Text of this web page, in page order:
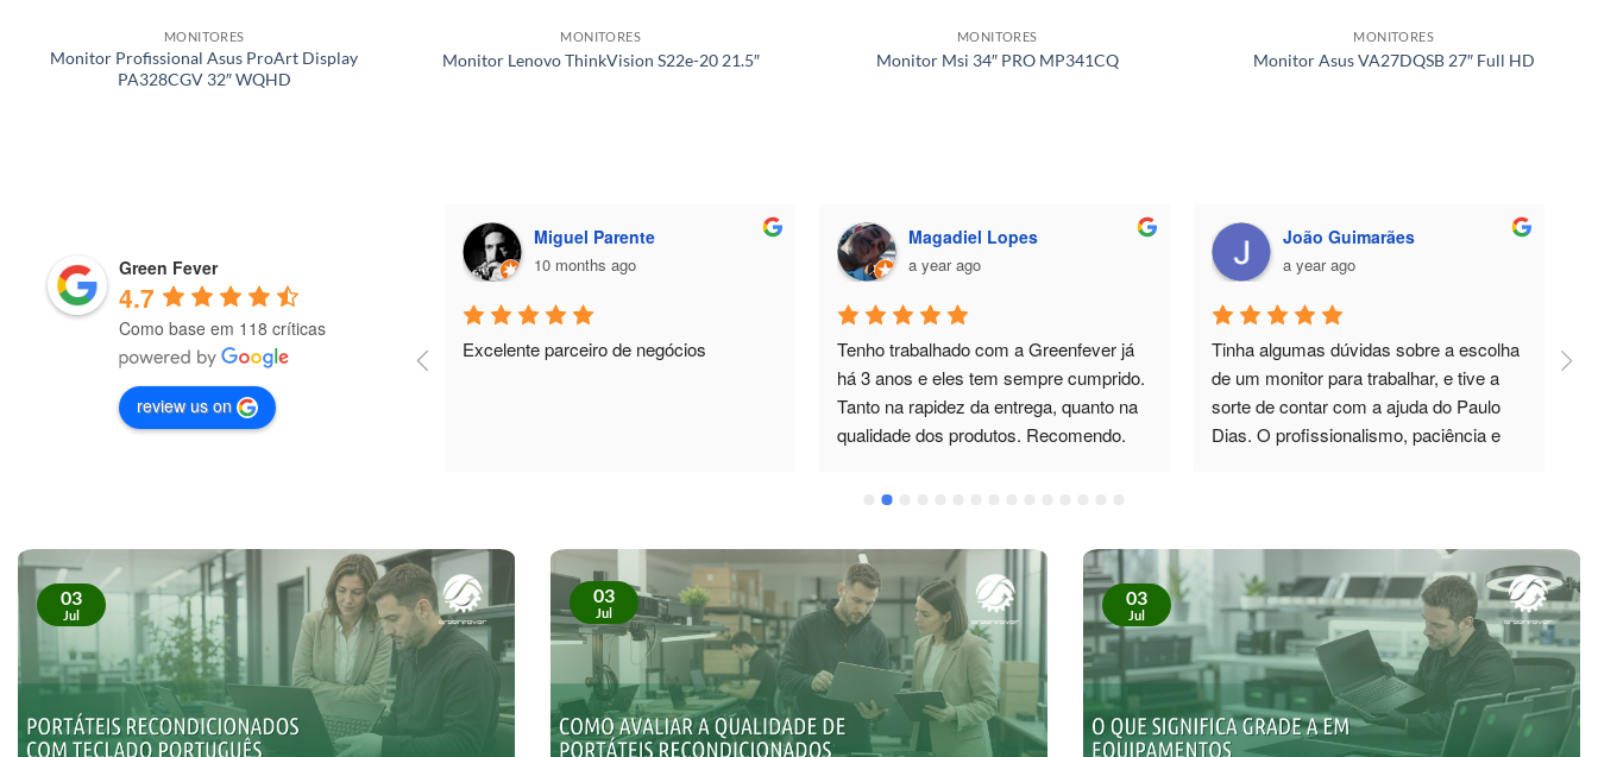
MONITORES
Monitor Profissional Asus ProArt Display
PA328CGV 32″ WQHD
MONITORES
Monitor Lenovo ThinkVision S22e-20 21.5″
MONITORES
Monitor Msi 34″ PRO MP341CQ
MONITORES
Monitor Asus VA27DQSB 27″ Full HD
Green Fever
4.7
Como base em 118 críticas
review us on
Excelente parceiro de negócios
Magadiel Lopes
a year ago
Tenho trabalhado com a Greenfever já
há 3 anos e eles tem sempre cumprido.
Tanto na rapidez da entrega, quanto na
João Guimarães
Tinha algumas dúvidas sobre a escolha
de um monitor para trabalhar, e tive a
sorte de contar com a ajuda do Paulo
Dias. O profissionalismo, paciência e
monitor de excelente qualidade, que
superou as minhas expectativas. No
futuro, sei exatamente a quem recorrer.
Recomendo vivamente!
Helder Valdez
Pos-Venda muito bom, sempre
disponíveis para apoiar em tudo o que
preciso.
22/07/2026
Localização: Covelas, Trofa — distrito do Porto
Regime: Presencial, a tempo[...]
SABER MAIS
03
Jul
03
Jul